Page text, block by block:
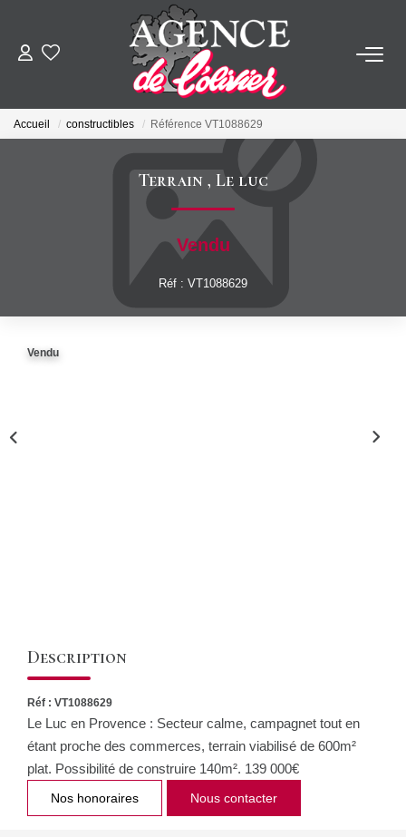
ACHETER
LOUER
ESTIMER
FAIRE GÉRER
SYNDIC
Accueil constructibles Référence VT1088629
Terrain , Le luc
Vendu
Réf : VT1088629
Vendu
Description
Réf : VT1088629
Le Luc en Provence : Secteur calme, campagnet tout en
étant proche des commerces, terrain viabilisé de 600m²
plat. Possibilité de construire 140m². 139 000€
Nos honoraires Nous contacter